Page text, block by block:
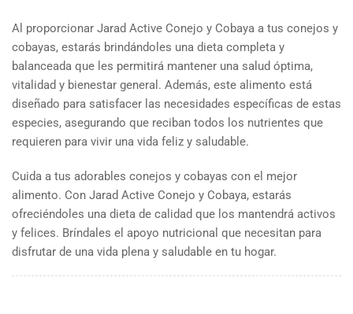
Al proporcionar Jarad Active Conejo y Cobaya a tus conejos y
cobayas, estarás brindándoles una dieta completa y
balanceada que les permitirá mantener una salud óptima,
vitalidad y bienestar general. Además, este alimento está
diseñado para satisfacer las necesidades específicas de estas
especies, asegurando que reciban todos los nutrientes que
requieren para vivir una vida feliz y saludable.
Cuida a tus adorables conejos y cobayas con el mejor
alimento. Con Jarad Active Conejo y Cobaya, estarás
ofreciéndoles una dieta de calidad que los mantendrá activos
y felices. Bríndales el apoyo nutricional que necesitan para
disfrutar de una vida plena y saludable en tu hogar.